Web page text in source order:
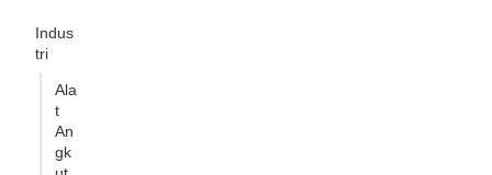
Indus
tri
Ala
t
An
gk